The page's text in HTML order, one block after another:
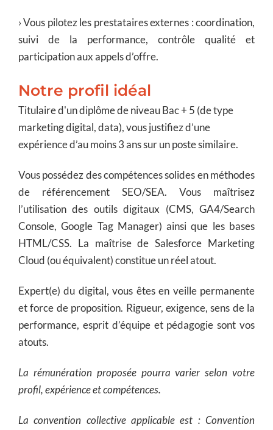
› Vous pilotez les prestataires externes : coordination,
suivi de la performance, contrôle qualité et
participation aux appels d’offre.
Notre profil idéal
Titulaire d'un diplôme de niveau Bac + 5 (de type
marketing digital, data), vous justifiez d’une
expérience d’au moins 3 ans sur un poste similaire.
Vous possédez des compétences solides en méthodes
de référencement SEO/SEA. Vous maîtrisez
l’utilisation des outils digitaux (CMS, GA4/Search
Console, Google Tag Manager) ainsi que les bases
HTML/CSS. La maîtrise de Salesforce Marketing
Cloud (ou équivalent) constitue un réel atout.
Expert(e) du digital, vous êtes en veille permanente
et force de proposition. Rigueur, exigence, sens de la
performance, esprit d’équipe et pédagogie sont vos
atouts.
La rémunération proposée pourra varier selon votre
profil, expérience et compétences.
La convention collective applicable est : Convention